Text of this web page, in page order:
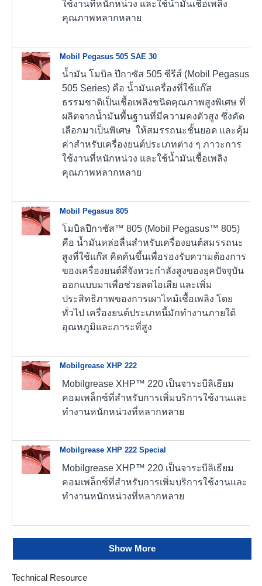
ใช้งานที่หนักหน่วง และใช้น้ำมันเชื้อเพลิง
คุณภาพหลากหลาย
Mobil Pegasus 505 SAE 30
น้ำมัน โมบิล ปีกาซัส 505 ซีรีส์ (Mobil Pegasus
505 Series) คือ น้ำมันเครื่องที่ใช้แก๊ส
ธรรมชาติเป็นเชื้อเพลิงชนิดคุณภาพสูงพิเศษ ที่
ผลิตจากน้ำมันพื้นฐานที่มีความคงตัวสูง ซึ่งคัด
เลือกมาเป็นพิเศษ ให้สมรรถนะชั้นยอด และคุ้ม
ค่าสำหรับเครื่องยนต์ประเภทต่าง ๆ ภาวะการ
ใช้งานที่หนักหน่วง และใช้น้ำมันเชื้อเพลิง
คุณภาพหลากหลาย
Mobil Pegasus 805
โมบิลปีกาซัส™ 805 (Mobil Pegasus™ 805)
คือ น้ำมันหล่อลื่นสำหรับเครื่องยนต์สมรรถนะ
สูงที่ใช้แก๊ส คิดค้นขึ้นเพื่อรองรับความต้องการ
ของเครื่องยนต์สี่จังหวะกำลังสูงของยุคปัจจุบัน
ออกแบบมาเพื่อช่วยลดไอเสีย และเพิ่ม
ประสิทธิภาพของการเผาไหม้เชื้อเพลิง โดย
ทั่วไป เครื่องยนต์ประเภทนี้มักทำงานภายใต้
อุณหภูมิและภาระที่สูง
Mobilgrease XHP 222
Mobilgrease XHP™ 220 เป็นจาระบีลิเธียม
คอมเพล็กซ์ที่สำหรับการเพิ่มบริการใช้งานและ
ทำงานหนักหน่วงที่หลากหลาย
Mobilgrease XHP 222 Special
Mobilgrease XHP™ 220 เป็นจาระบีลิเธียม
คอมเพล็กซ์ที่สำหรับการเพิ่มบริการใช้งานและ
ทำงานหนักหน่วงที่หลากหลาย
Show More
Technical Resource